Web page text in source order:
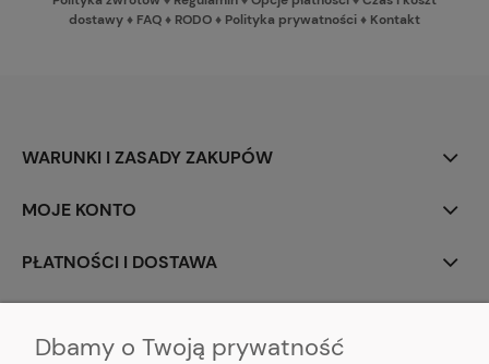
dostawy♦ FAQ♦ RODO♦ Polityka prywatności♦ Kontakt
WARUNKI I ZASADY ZAKUPÓW
MOJE KONTO
PŁATNOŚCI I DOSTAWA
Dbamy o Twoją prywatność